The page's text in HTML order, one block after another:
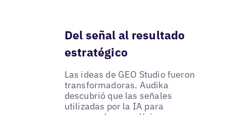
Del señal al resultado
estratégico
Las ideas de GEO Studio fueron
transformadoras. Audika
descubrió que las señales
utilizadas por la IA para